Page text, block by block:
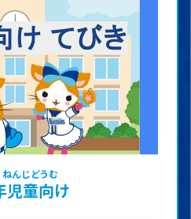
児童向け